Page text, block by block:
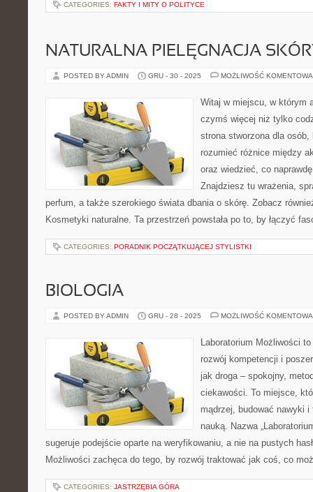
CATEGORIES: FAKTY I MITY O POLITYCE
NATURALNA PIELĘGNACJA
POSTED BY ADMIN GRU - 30 - 2025 MOŻLIWOŚĆ
Witaj w miejscu, w którym
czymś więcej niż tylko
strona stworzona dla
rozumieć różnice między
oraz wiedzieć, co
Znajdziesz tu wrażenia,
perfum, a także szerokiego świata dbania o skórę. Zobacz
Kosmetyki naturalne. Ta przestrzeń powstała po to, by łączyć
CATEGORIES: PORADNIK POCZĄTKUJĄCEJ STYLISTKI
BIOLOGIA
POSTED BY ADMIN GRU - 28 - 2025 MOŻLIWOŚĆ
Laboratorium Możliwości
rozwój kompetencji i
jak droga – spokojny,
ciekawości. To miejsce,
mądrzej, budować nawyki
nauką. Nazwa
sugeruje podejście oparte na weryfikowaniu, a nie na pustych
Możliwości zachęca do tego, by rozwój traktować jak coś, co
CATEGORIES: JASTRZĘBIA GÓRA